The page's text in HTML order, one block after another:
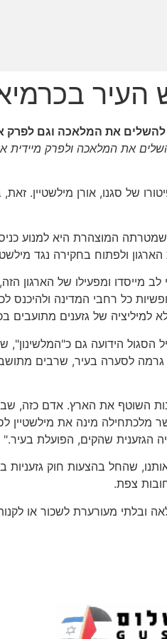
העיר
את המלאכה וגם לפרק
את המלאכה ולפרק מיידית
של סגנו, אורן מילשטיין. זאת,
שמטרתה המוצהרת היא למנוע
ולפתוח בחקירה נגד
ומפעילו של הארגון הזה,
כל רחבי המדינה ולהיכנס
למיליציה של גזענים מתועבים
הידועה גם כ"המלשינון",
גרמה לסערה בעיר, שרבים
השוטף את הארץ. אדם כזה,
מלכתחילה מינה את מילשטיין
הגזענית שהקים, הפועלת בעיר."
אותנו, שהחל בהצעות חוק
צפת.
ובלתי מעורערת לשכור או